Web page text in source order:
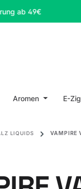
springen
Aromen E-
LIQUIDS VAMPIRE